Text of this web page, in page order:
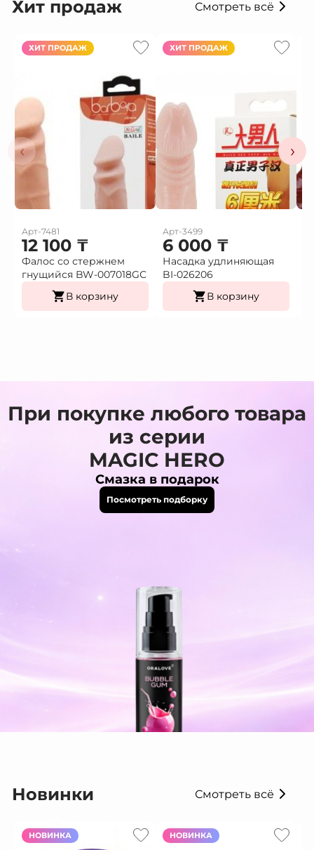
Хит продаж Смотреть всё
‹
ХИТ ПРОДАЖ
Арт-7481
12 100 ₸
Фалос со стержнем
гнущийся BW-007018GС
В корзину
ХИТ ПРОДАЖ
Арт-3499
6 000 ₸
Насадка удлиняющая
BI-026206
В корзину
›
При покупке любого товара
из серии
MAGIC HERO
Смазка в подарок
Посмотреть подборку
Новинки Смотреть всё
НОВИНКА НОВИНКА